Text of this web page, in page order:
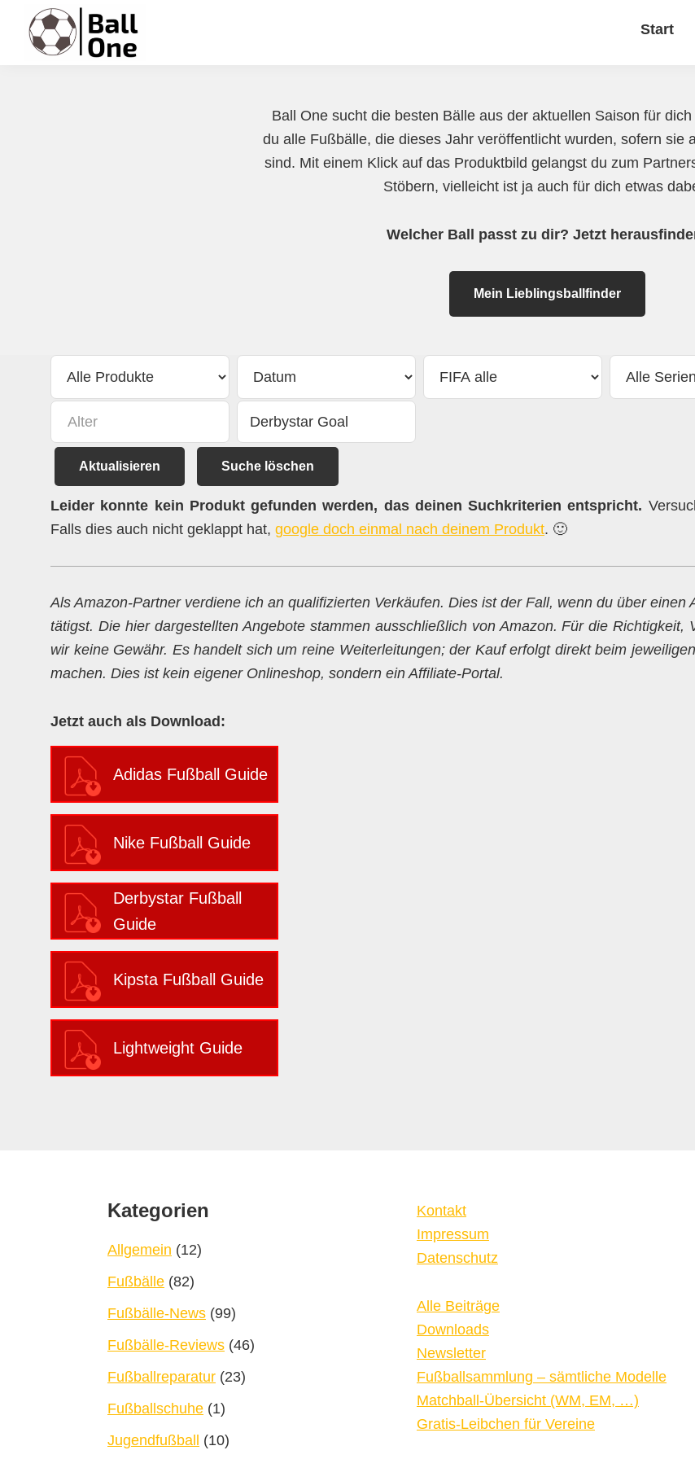
Hauptnavigation
springen
Inhalt
springen
Fußzeile
springen
Start
Ball One sucht die besten Bälle aus der aktuellen Saison für
du alle Fußbälle, die dieses Jahr veröffentlicht wurden, sofern sie
sind. Mit einem Klick auf das Produktbild gelangst du zum
Stöbern, vielleicht ist ja auch für dich etwas
Welcher Ball passt zu dir? Jetzt
Mein Lieblingsballfinder
Aktualisieren Suche löschen
Leider konnte kein Produkt gefunden werden, das deinen Suchkriterien entspricht.
Falls dies auch nicht geklappt hat, google doch einmal nach deinem Produkt. 🙂
Als Amazon-Partner verdiene ich an qualifizierten Verkäufen. Dies ist der Fall, wenn du über
tätigst. Die hier dargestellten Angebote stammen ausschließlich von Amazon. Für die
wir keine Gewähr. Es handelt sich um reine Weiterleitungen; der Kauf erfolgt direkt beim
machen. Dies ist kein eigener Onlineshop, sondern ein Affiliate-Portal.
Jetzt auch als Download:
Adidas Fußball Guide
Nike Fußball Guide
Derbystar Fußball
Guide
Kipsta Fußball Guide
Lightweight Guide
Kategorien
Allgemein (12)
Fußbälle (82)
Fußbälle-News (99)
Fußbälle-Reviews (46)
Fußballreparatur (23)
Fußballschuhe (1)
Jugendfußball
(10)
Kontakt
Impressum
Datenschutz
Alle Beiträge
Downloads
Newsletter
Fußballsammlung – sämtliche Modelle
Matchball-Übersicht (WM, EM, …)
Gratis-Leibchen für Vereine